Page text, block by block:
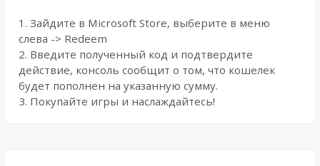
1. Зайдите в Microsoft Store, выберите в меню
слева -> Redeem
2. Введите полученный код и подтвердите
действие, консоль сообщит о том, что кошелек
будет пополнен на указанную сумму.
3. Покупайте игры и наслаждайтесь!